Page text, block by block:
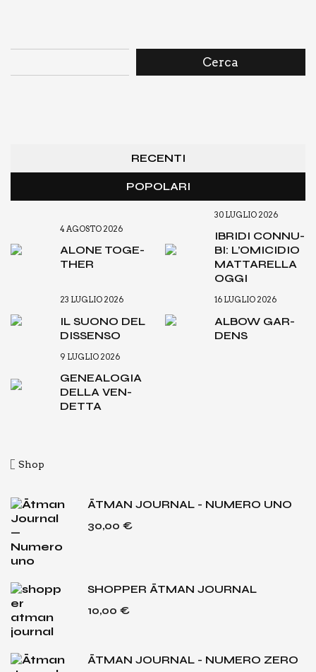
Cerca
RECENTI
POPOLARI
4 AGOSTO 2026
ALO­NE TOGE­
THER
30 LUGLIO 2026
IBRI­DI CON­NU­
BI: L’O­MI­CI­DIO
MAT­TA­REL­LA
OGGI
23 LUGLIO 2026
IL SUO­NO DEL
DIS­SEN­SO
16 LUGLIO 2026
ALBOW GAR­
DENS
9 LUGLIO 2026
GENEA­LO­GIA
DEL­LA VEN­
DET­TA
Shop
ĀTMAN JOURNAL - NUMERO UNO
30,00 €
SHOPPER ĀTMAN JOURNAL
10,00 €
ĀTMAN JOURNAL - NUMERO ZERO